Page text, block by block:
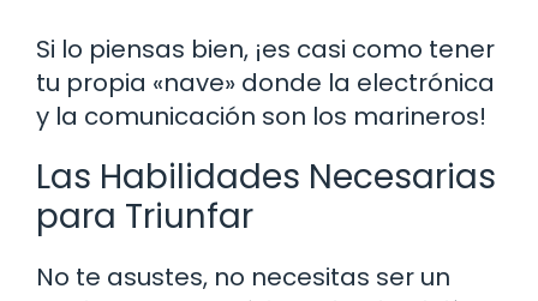
Si lo piensas bien, ¡es casi como tener
tu propia «nave» donde la electrónica
y la comunicación son los marineros!
Las Habilidades Necesarias
para Triunfar
No te asustes, no necesitas ser un